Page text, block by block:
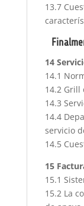
13.7
14
14.1
14.2 Grill
14.3
14.4
servicio
14.5
15
15.1
15.2 La